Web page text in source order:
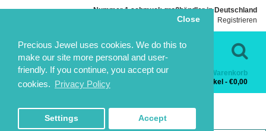
Precious Jewel uses cookies. We do this to
make our site more personal and user-
friendly. If you continue, you accept our
cookies. Privacy Policy
Close
Settings Accept
Nummer 1 schmuck großhändler in Deutschland
Einloggen
Registrieren
Kategorien
Warenkorb
0 Artikel - €0,00
HOME SILBER OHRRINGE BALI HOOPS
BALI HOOPS